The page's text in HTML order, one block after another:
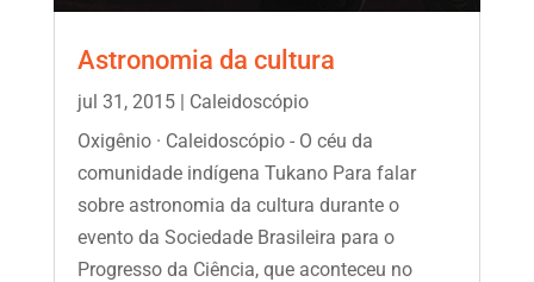
Astronomia da cultura
jul 31, 2015| Caleidoscópio
Oxigênio · Caleidoscópio - O céu da
comunidade indígena Tukano Para falar
sobre astronomia da cultura durante o
evento da Sociedade Brasileira para o
Progresso da Ciência, que aconteceu no